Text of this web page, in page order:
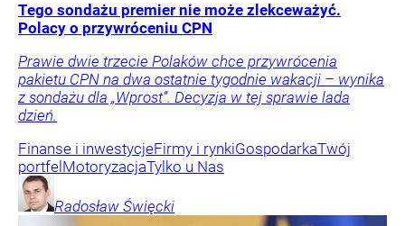
Tego sondażu premier nie może zlekceważyć.
Polacy o przywróceniu CPN
Prawie dwie trzecie Polaków chce przywrócenia
pakietu CPN na dwa ostatnie tygodnie wakacji – wynika
z sondażu dla „Wprost”. Decyzja w tej sprawie lada
dzień.
Finanse i inwestycjeFirmy i rynkiGospodarkaTwój
portfel MotoryzacjaTylko u Nas
Radosław Święcki